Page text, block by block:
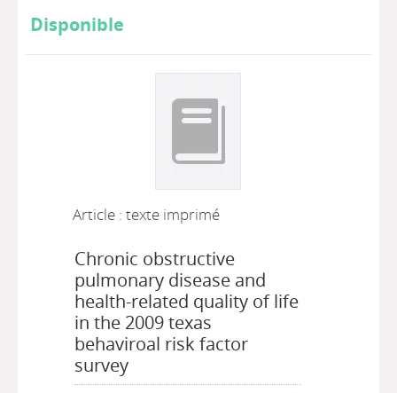
Disponible
Article : texte imprimé
Chronic obstructive
pulmonary disease and
health-related quality of life
in the 2009 texas
behaviroal risk factor
survey